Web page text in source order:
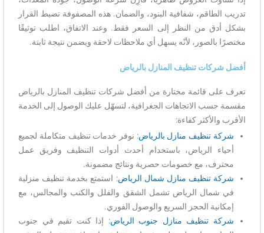
شفافية البنود، والضمان. هذه المصفوفة تضبط القرار
من النظر إلى السعر فقط. وعند الاتفاق، اطلب توثيقًا
لأنّه يسهل أي ملاحظات لاحقة ويضمن نتيجة ثابتة.
تنظيف المنازل بالرياض
قائمة مختارة من أفضل شركات تنظيف المنازل بالرياض
الاتجاهات الجغرافية، لتسهّل عليك الوصول إلى الخدمة
كفاءة:
منازل بالرياض : نوفر خدمات تنظيف متكاملة لجميع
الرياض، باستخدام أحدث أدوات التنظيف وفريق عمل
مع خصومات حصرية ونتائج مضمونة.
منازل شمال الرياض : استمتع بخدمة تنظيف منزلية
الرياض تشمل الشقق والفلل والكنب والمجالس، مع
الحجز السريع والوصول الفوري.
منازل جنوب الرياض
: إذا كنت تقيم في جنوب